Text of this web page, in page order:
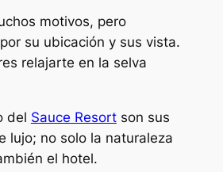
motivos, pero
su ubicación y sus vista.
relajarte en la selva
del Sauce Resortson sus
lujo; no solo la naturaleza
el hotel.